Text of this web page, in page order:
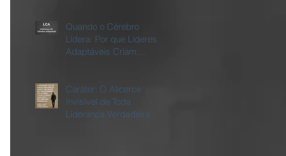
Quando o Cérebro
Lidera: Por que Líderes
Adaptáveis Criam
Caráter: O Alicerce
Invisível de Toda
Liderança Verdadeira